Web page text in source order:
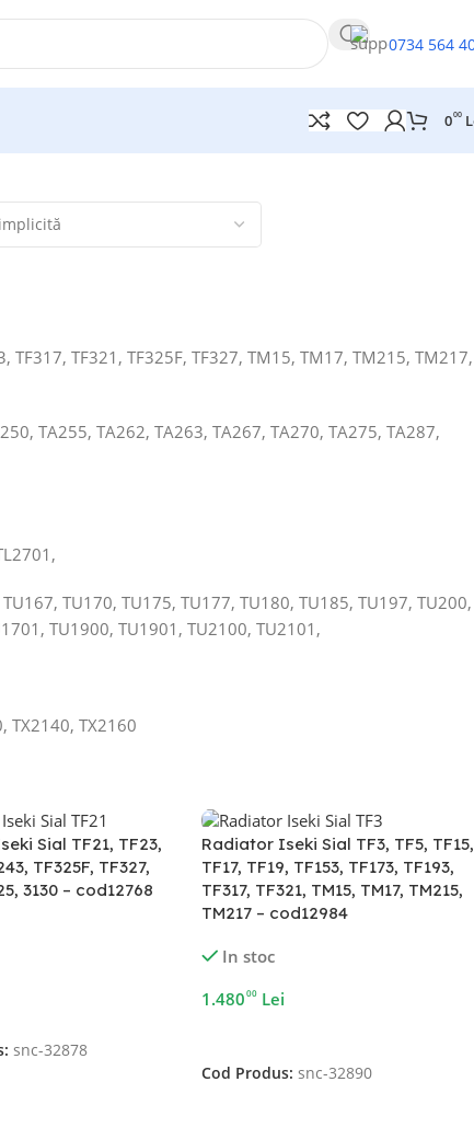
0734 564
000
TF317, TF321, TF325F, TF327, TM15, TM17, TM215, TM217,
TA255, TA262, TA263, TA267, TA270, TA275, TA287,
TU170, TU175, TU177, TU180, TU185, TU197, TU200,
TU1900, TU1901, TU2100, TU2101,
TX2140, TX2160
Sial TF21, TF23,
TF325F, TF327,
3130 – cod12768
snc-32878
Radiator Iseki Sial TF3, TF5, TF15,
TF17, TF19, TF153, TF173, TF193,
TF317, TF321, TM15, TM17, TM215,
TM217 – cod12984
In stoc
1.48000 Lei
Cod Produs: snc-32890